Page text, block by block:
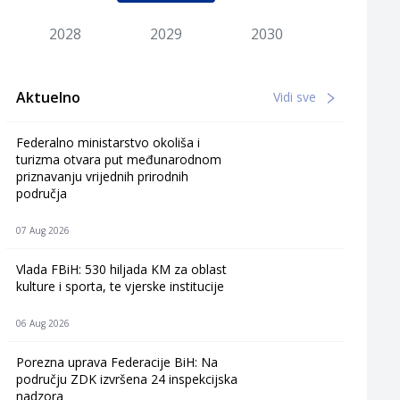
2028 2029 2030
Aktuelno Vidi sve
Federalno ministarstvo okoliša i
turizma otvara put međunarodnom
priznavanju vrijednih prirodnih
područja
07 Aug 2026
Vlada FBiH: 530 hiljada KM za oblast
kulture i sporta, te vjerske institucije
06 Aug 2026
Porezna uprava Federacije BiH: Na
području ZDK izvršena 24 inspekcijska
nadzora